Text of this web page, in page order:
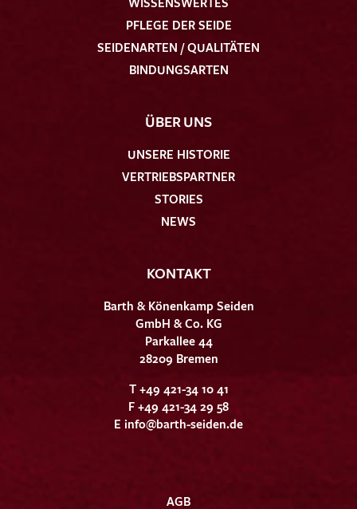
PFLEGE DER SEIDE
SEIDENARTEN / QUALITÄTEN
BINDUNGSARTEN
ÜBER UNS
UNSERE HISTORIE
VERTRIEBSPARTNER
STORIES
NEWS
KONTAKT
Barth & Könenkamp Seiden
GmbH & Co. KG
Parkallee 44
28209 Bremen
T +49 421-34 10 41
F +49 421-34 29 58
E info@barth-seiden.de
AGB